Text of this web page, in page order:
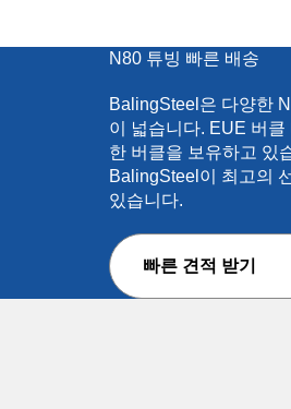
N80 튜빙 빠른 배송
BalingSteel은 다양한
이 넓습니다. EUE 버
한 버클을 보유하고 있
BalingSteel이 최고의
있습니다.
빠른 견적 받기